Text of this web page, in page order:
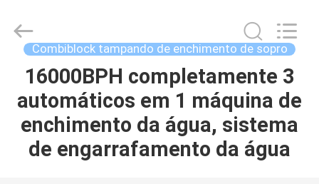
CASA
PRODUTOS
Machinery
Reserved.
Combiblock tampando de enchimento de sopro
16000BPH completamente 3
automáticos em 1 máquina de
enchimento da água, sistema
de engarrafamento da água